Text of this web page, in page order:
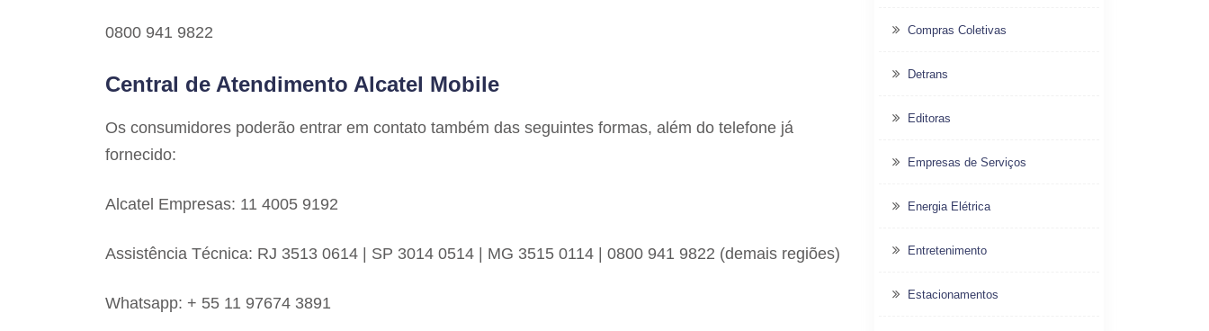
0800 941 9822
Central de Atendimento Alcatel Mobile
Os consumidores poderão entrar em contato também das seguintes formas, além do telefone já
fornecido:
Alcatel Empresas: 11 4005 9192
Assistência Técnica: RJ 3513 0614 | SP 3014 0514 | MG 3515 0114 | 0800 941 9822 (demais regiões)
Whatsapp: + 55 11 97674 3891
Compras Coletivas
Detrans
Editoras
Empresas de Serviços
Energia Elétrica
Entretenimento
Estacionamentos